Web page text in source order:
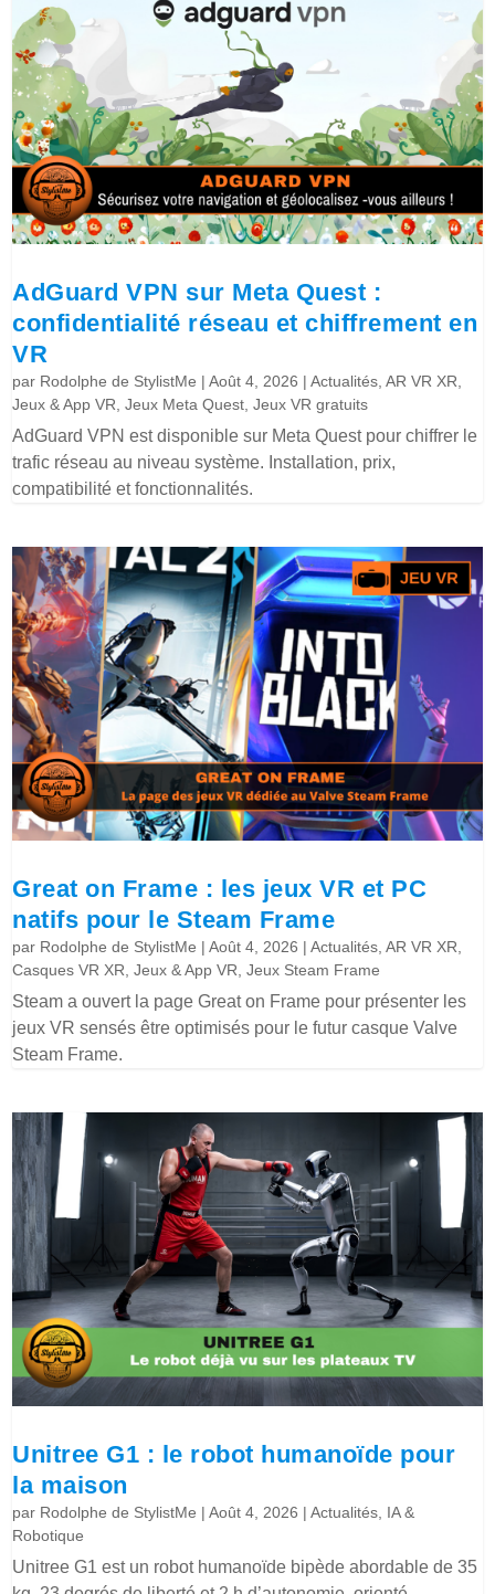
AdGuard VPN sur Meta Quest :
confidentialité réseau et chiffrement en
VR
par Rodolphe de StylistMe |Août 4, 2026 |Actualités,AR VR XR,
Jeux & App VR,Jeux Meta Quest,Jeux VR gratuits
AdGuard VPN est disponible sur Meta Quest pour chiffrer le
trafic réseau au niveau système. Installation, prix,
compatibilité et fonctionnalités.
Great on Frame : les jeux VR et PC
natifs pour le Steam Frame
par Rodolphe de StylistMe |Août 4, 2026 |Actualités,AR VR XR,
Casques VR XR,Jeux & App VR,Jeux Steam Frame
Steam a ouvert la page Great on Frame pour présenter les
jeux VR sensés être optimisés pour le futur casque Valve
Steam Frame.
Unitree G1 : le robot humanoïde pour
la maison
par Rodolphe de StylistMe |Août 4, 2026 |Actualités, IA &
Robotique
Unitree G1 est un robot humanoïde bipède abordable de 35